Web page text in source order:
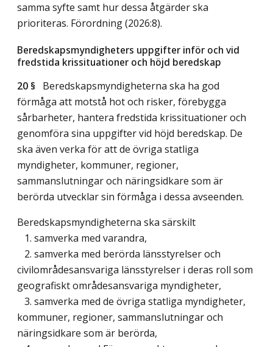
samma syfte samt hur dessa åtgärder ska
prioriteras. Förordning (2026:8).
Beredskapsmyndigheters uppgifter inför och vid
fredstida krissituationer och höjd beredskap
20 § Beredskapsmyndigheterna ska ha god
förmåga att motstå hot och risker, förebygga
sårbarheter, hantera fredstida krissituationer och
genomföra sina uppgifter vid höjd beredskap. De
ska även verka för att de övriga statliga
myndigheter, kommuner, regioner,
sammanslutningar och näringsidkare som är
berörda utvecklar sin förmåga i dessa avseenden.
Beredskapsmyndigheterna ska särskilt
1. samverka med varandra,
2. samverka med berörda länsstyrelser och
civilområdesansvariga länsstyrelser i deras roll som
geografiskt områdesansvariga myndigheter,
3. samverka med de övriga statliga myndigheter,
kommuner, regioner, sammanslutningar och
näringsidkare som är berörda,